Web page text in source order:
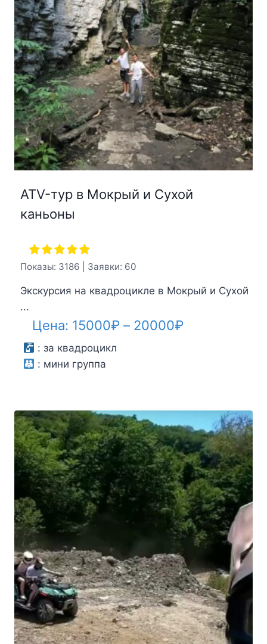
ATV-тур в Мокрый и Сухой
каньоны
Показы: 3186 | Заявки: 60
Экскурсия на квадроцикле в Мокрый и Сухой
...
Цена: 15000₽ – 20000₽Диапазон
20000₽
: за квадроцикл
: мини группа